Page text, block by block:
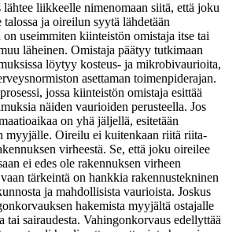
liikkeelle nimenomaan siitä, että joku
ja oireilun syytä lähdetään
useimmiten kiinteistön omistaja itse tai
läheinen. Omistaja päätyy tutkimaan
löytyy kosteus- ja mikrobivaurioita,
asettaman toimenpiderajan.
jossa kiinteistön omistaja esittää
näiden vaurioiden perusteella. Jos
on yhä jäljellä, esitetään
myyjälle. Oireilu ei kuitenkaan riitä riita-
virheestä. Se, että joku oireilee
ei edes ole rakennuksen virheen
tärkeintä on hankkia rakennustekninen
ja mahdollisista vaurioista. Joskus
hakemista myyjältä ostajalle
tai sairaudesta. Vahingonkorvaus edellyttää